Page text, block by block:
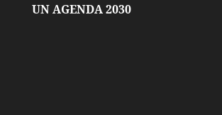
UN AGENDA 2030